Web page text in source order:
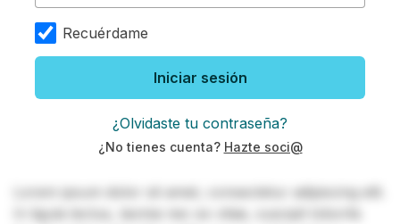
Lorem ipsum dolor sit amet, consectetur adipiscing elit.
In ligula lectus, lacinia nec ex vitae, suscipit lobortis
Recuérdame
Iniciar sesión
¿Olvidaste tu contraseña?
¿No tienes cuenta? Hazte soci@